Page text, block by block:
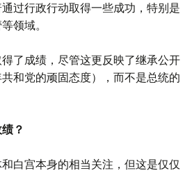
过行政行动取得一些成功，特别是
领域。
了成绩，尽管这更反映了继承公开
和党的顽固态度），而不是总统的
？
白宫本身的相当关注，但这是仅仅